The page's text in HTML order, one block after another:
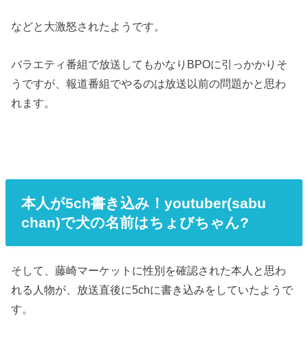
などと大激怒されたようです。
バラエティ番組で放送してもかなりBPOに引っかかりそ
うですが、報道番組でやるのは放送以前の問題かと思わ
れます。
本人が5ch書き込み！youtuber(sabu
chan)で犬の名前はちょびちゃん?
そして、藤崎マーケットに性別を確認された本人と思わ
れる人物が、放送直後に5chに書き込みをしていたようで
す。